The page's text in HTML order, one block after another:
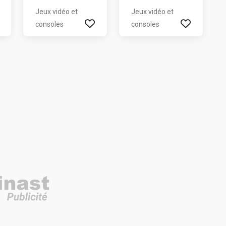
Jeux vidéo et
consoles
Jeux vidéo et
consoles